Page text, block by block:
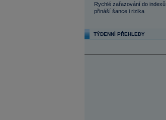
Rychlé zařazování do indexů
přináší šance i rizika
TÝDENNÍ PŘEHLEDY